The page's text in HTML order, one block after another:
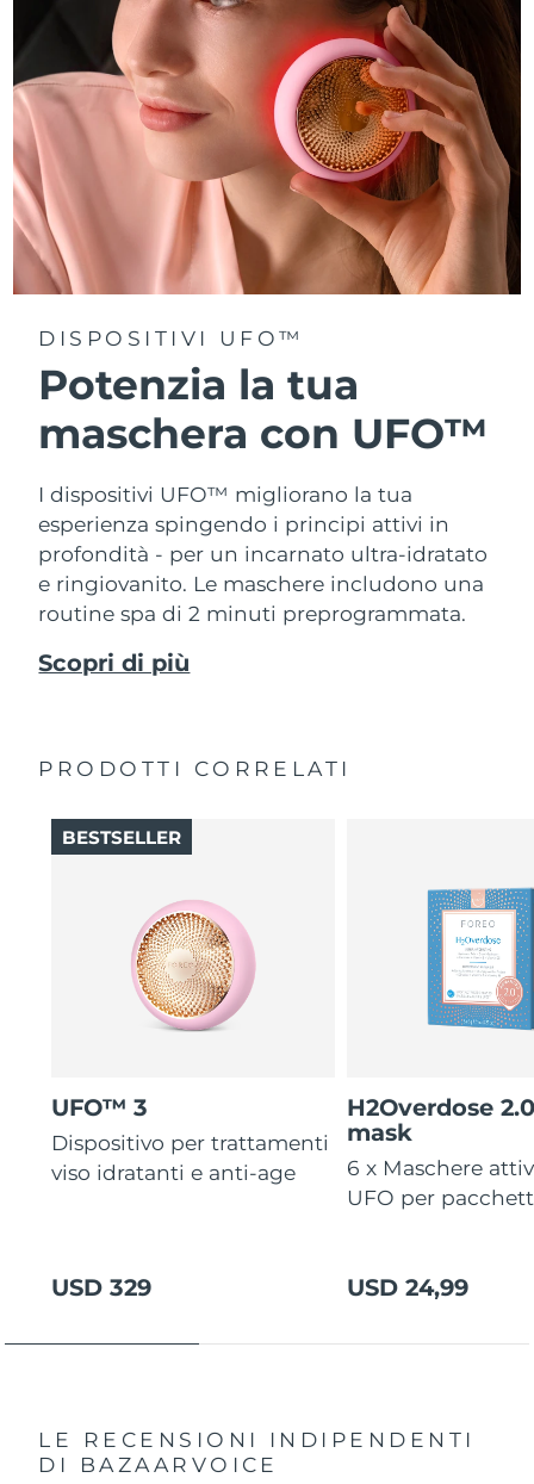
DISPOSITIVI UFO™
Potenzia la tua
maschera con UFO™
I dispositivi UFO™ migliorano la tua
esperienza spingendo i principi attivi in
profondità - per un incarnato ultra-idratato
e ringiovanito. Le maschere includono una
routine spa di 2 minuti preprogrammata.
Scopri di più
PRODOTTI CORRELATI
UFO™ 3
Dispositivo per trattamenti
viso idratanti e anti-age
USD 329
BESTSELLER
H2Overdose
mask
6 x Maschere
UFO per
USD 24,99
LE RECENSIONI INDIPENDENTI
DI BAZAARVOICE
Consegna stimata10/08/2026
Emirati Arabi Uniti Consegna stimata10/08/2026
Regno Unito Consegna stimata09/08/2026
Stati Uniti Consegna stimata10/08/2026
Uzbekistan Consegna stimata 14/08/2026
Vietnam Consegna stimata15/08/2026